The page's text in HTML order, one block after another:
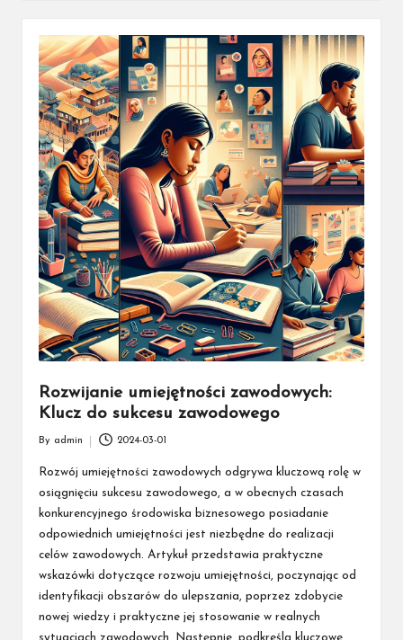
Rozwijanie umiejętności zawodowych:
Klucz do sukcesu zawodowego
by
By admin 2024-03-01
Rozwój umiejętności zawodowych odgrywa kluczową rolę w
osiągnięciu sukcesu zawodowego, a w obecnych czasach
konkurencyjnego środowiska biznesowego posiadanie
odpowiednich umiejętności jest niezbędne do realizacji
celów zawodowych. Artykuł przedstawia praktyczne
wskazówki dotyczące rozwoju umiejętności, poczynając od
identyfikacji obszarów do ulepszania, poprzez zdobycie
nowej wiedzy i praktyczne jej stosowanie w realnych